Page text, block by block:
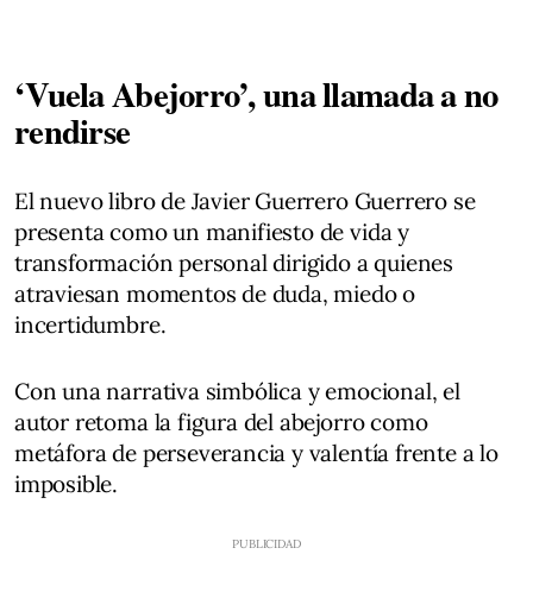
‘Vuela Abejorro’, una llamada a no
rendirse
El nuevo libro de Javier Guerrero Guerrero se
presenta como un manifiesto de vida y
transformación personal dirigido a quienes
atraviesan momentos de duda, miedo o
incertidumbre.
Con una narrativa simbólica y emocional, el
autor retoma la figura del abejorro como
metáfora de perseverancia y valentía frente a lo
imposible.